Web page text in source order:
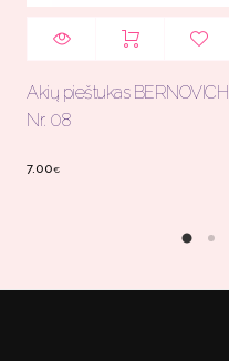
Akių pieštukas BERNOVICH
Nr. 08
7.00€